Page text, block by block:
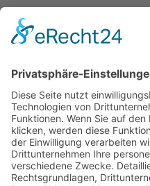
ÖFFNUNGS­ZEI­TEN
Mo-Do: 09:00 — 20:00
Fr: 09:00 — 18:00 Uhr
Sa*: 10:00 — 18:00 Uhr
*auf Anfrage 3x im Monat